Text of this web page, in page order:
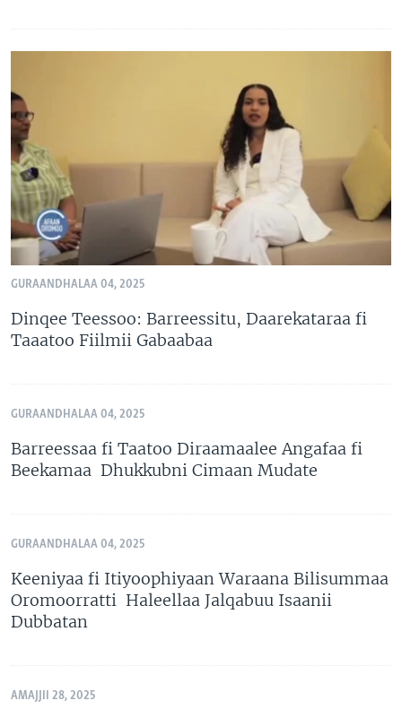
GURAANDHALAA 04, 2025
Dinqee Teessoo: Barreessitu, Daarekataraa fi
Taaatoo Fiilmii Gabaabaa
GURAANDHALAA 04, 2025
Barreessaa fi Taatoo Diraamaalee Angafaa fi
Beekamaa Dhukkubni Cimaan Mudate
GURAANDHALAA 04, 2025
Keeniyaa fi Itiyoophiyaan Waraana Bilisummaa
Oromoorratti Haleellaa Jalqabuu Isaanii
Dubbatan
AMAJJII 28, 2025